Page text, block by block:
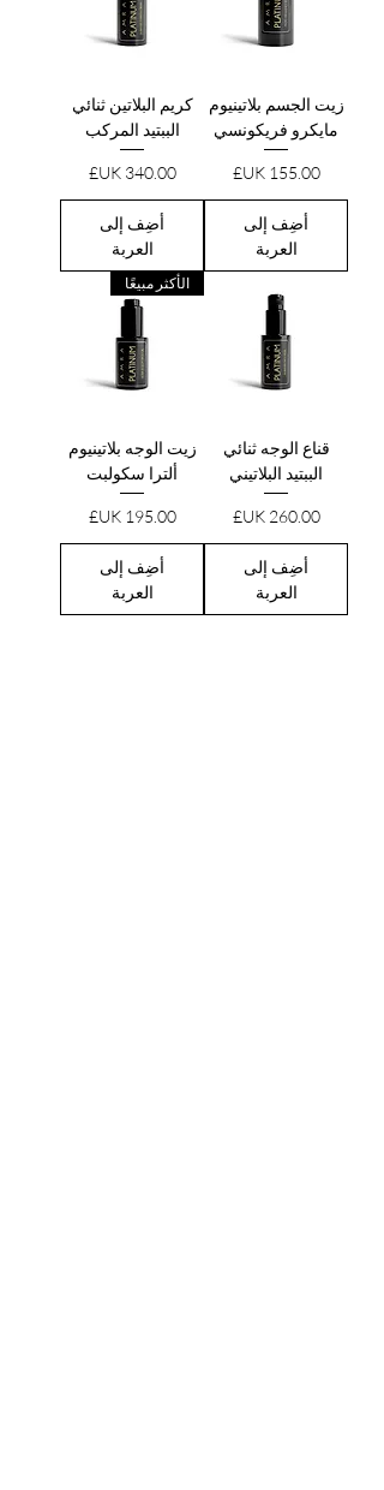
زيت الجسم بلاتينيوم
مايكرو فريكونسي
السعر‏155.00 UK£
أضِف إلى
العربة
كريم البلاتين ثنائي
الببتيد المركب
السعر‏340.00 UK£
أضِف إلى
العربة
قناع الوجه ثنائي
الببتيد البلاتيني
السعر‏260.00 UK£
أضِف إلى
العربة
الأكثر مبيعًا
زيت الوجه بلاتينيوم
ألترا سكولبت
السعر‏195.00 UK£
أضِف إلى
العربة